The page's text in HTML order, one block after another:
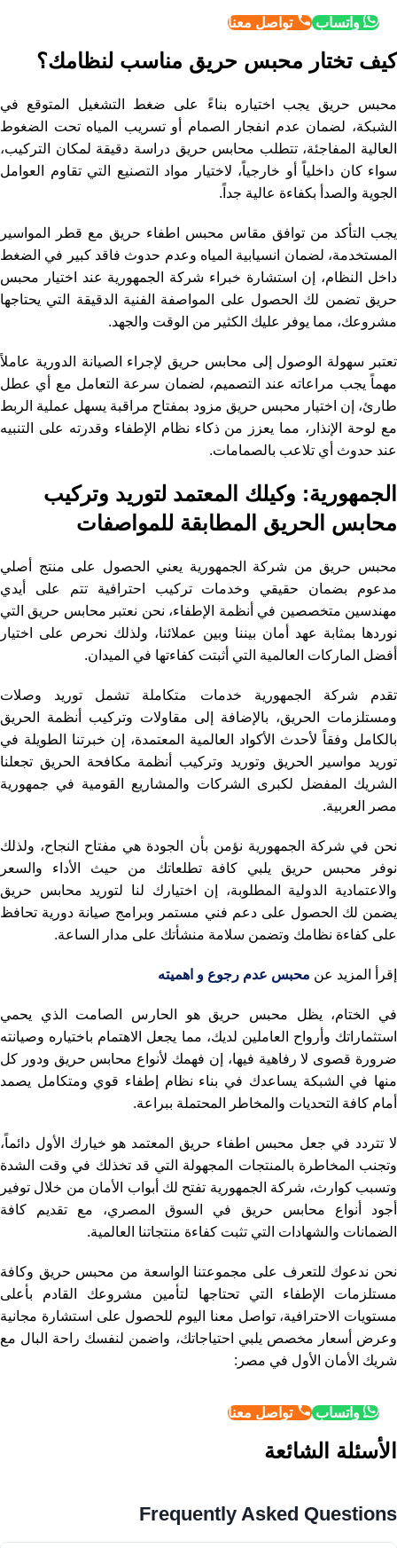
واتساب تواصل معنا
كيف تختار محبس حريق مناسب لنظامك؟
محبس حريق يجب اختياره بناءً على ضغط التشغيل المتوقع في
الشبكة، لضمان عدم انفجار الصمام أو تسريب المياه تحت الضغوط
العالية المفاجئة، تتطلب محابس حريق دراسة دقيقة لمكان التركيب،
سواء كان داخلياً أو خارجياً، لاختيار مواد التصنيع التي تقاوم العوامل
الجوية والصدأ بكفاءة عالية جداً.
يجب التأكد من توافق مقاس محبس اطفاء حريق مع قطر المواسير
المستخدمة، لضمان انسيابية المياه وعدم حدوث فاقد كبير في الضغط
داخل النظام، إن استشارة خبراء شركة الجمهورية عند اختيار محبس
حريق تضمن لك الحصول على المواصفة الفنية الدقيقة التي يحتاجها
مشروعك، مما يوفر عليك الكثير من الوقت والجهد.
تعتبر سهولة الوصول إلى محابس حريق لإجراء الصيانة الدورية عاملاً
مهماً يجب مراعاته عند التصميم، لضمان سرعة التعامل مع أي عطل
طارئ، إن اختيار محبس حريق مزود بمفتاح مراقبة يسهل عملية الربط
مع لوحة الإنذار، مما يعزز من ذكاء نظام الإطفاء وقدرته على التنبيه
عند حدوث أي تلاعب بالصمامات.
الجمهورية: وكيلك المعتمد لتوريد وتركيب
محابس الحريق المطابقة للمواصفات
محبس حريق من شركة الجمهورية يعني الحصول على منتج أصلي
مدعوم بضمان حقيقي وخدمات تركيب احترافية تتم على أيدي
مهندسين متخصصين في أنظمة الإطفاء، نحن نعتبر محابس حريق التي
نوردها بمثابة عهد أمان بيننا وبين عملائنا، ولذلك نحرص على اختيار
أفضل الماركات العالمية التي أثبتت كفاءتها في الميدان.
تقدم شركة الجمهورية خدمات متكاملة تشمل توريد وصلات
ومستلزمات الحريق، بالإضافة إلى مقاولات وتركيب أنظمة الحريق
بالكامل وفقاً لأحدث الأكواد العالمية المعتمدة، إن خبرتنا الطويلة في
توريد مواسير الحريق وتوريد وتركيب أنظمة مكافحة الحريق تجعلنا
الشريك المفضل لكبرى الشركات والمشاريع القومية في جمهورية
مصر العربية.
نحن في شركة الجمهورية نؤمن بأن الجودة هي مفتاح النجاح، ولذلك
نوفر محبس حريق يلبي كافة تطلعاتك من حيث الأداء والسعر
والاعتمادية الدولية المطلوبة، إن اختيارك لنا لتوريد محابس حريق
يضمن لك الحصول على دعم فني مستمر وبرامج صيانة دورية تحافظ
على كفاءة نظامك وتضمن سلامة منشأتك على مدار الساعة.
إقرأ المزيد عن محبس عدم رجوع و اهميته
في الختام، يظل محبس حريق هو الحارس الصامت الذي يحمي
استثماراتك وأرواح العاملين لديك، مما يجعل الاهتمام باختياره وصيانته
ضرورة قصوى لا رفاهية فيها، إن فهمك لأنواع محابس حريق ودور كل
منها في الشبكة يساعدك في بناء نظام إطفاء قوي ومتكامل يصمد
أمام كافة التحديات والمخاطر المحتملة ببراعة.
لا تتردد في جعل محبس اطفاء حريق المعتمد هو خيارك الأول دائماً،
وتجنب المخاطرة بالمنتجات المجهولة التي قد تخذلك في وقت الشدة
وتسبب كوارث، شركة الجمهورية تفتح لك أبواب الأمان من خلال توفير
أجود أنواع محابس حريق في السوق المصري، مع تقديم كافة
الضمانات والشهادات التي تثبت كفاءة منتجاتنا العالمية.
نحن ندعوك للتعرف على مجموعتنا الواسعة من محبس حريق وكافة
مستلزمات الإطفاء التي تحتاجها لتأمين مشروعك القادم بأعلى
مستويات الاحترافية، تواصل معنا اليوم للحصول على استشارة مجانية
وعرض أسعار مخصص يلبي احتياجاتك، واضمن لنفسك راحة البال مع
شريك الأمان الأول في مصر:
واتساب تواصل معنا
الأسئلة الشائعة
Frequently Asked Questions